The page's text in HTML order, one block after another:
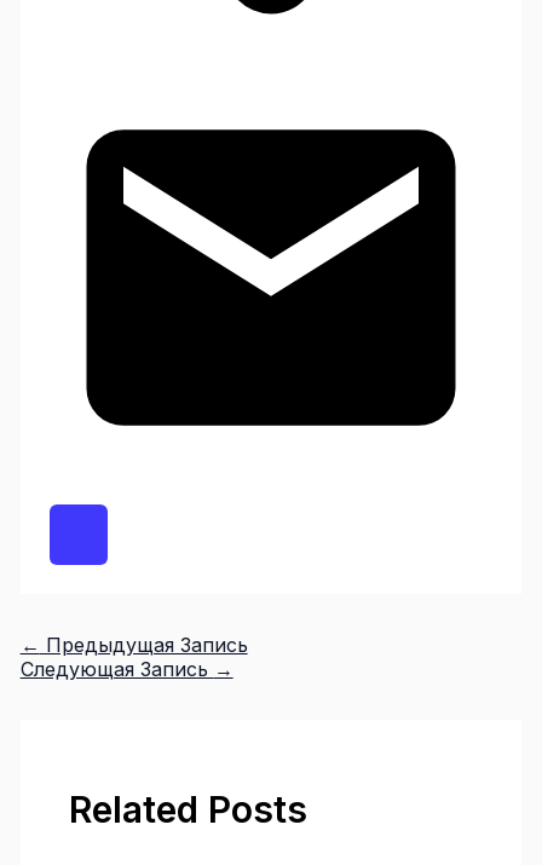
← Предыдущая Запись
Следующая Запись →
Related Posts